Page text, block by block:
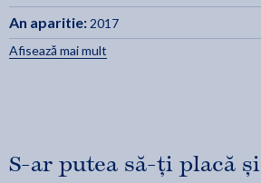
An aparitie: 2017
Afisează mai mult
S-ar putea să-ți placă și